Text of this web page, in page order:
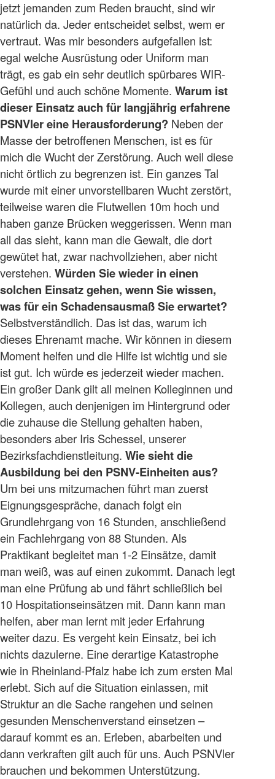
jetzt jemanden zum Reden braucht, sind wir
natürlich da. Jeder entscheidet selbst, wem er
vertraut. Was mir besonders aufgefallen ist:
egal welche Ausrüstung oder Uniform man
trägt, es gab ein sehr deutlich spürbares WIR-
Gefühl und auch schöne Momente. Warum ist
dieser Einsatz auch für langjährig erfahrene
PSNVler eine Herausforderung? Neben der
Masse der betroffenen Menschen, ist es für
mich die Wucht der Zerstörung. Auch weil diese
nicht örtlich zu begrenzen ist. Ein ganzes Tal
wurde mit einer unvorstellbaren Wucht zerstört,
teilweise waren die Flutwellen 10m hoch und
haben ganze Brücken weggerissen. Wenn man
all das sieht, kann man die Gewalt, die dort
gewütet hat, zwar nachvollziehen, aber nicht
verstehen. Würden Sie wieder in einen
solchen Einsatz gehen, wenn Sie wissen,
was für ein Schadensausmaß Sie erwartet?
Selbstverständlich. Das ist das, warum ich
dieses Ehrenamt mache. Wir können in diesem
Moment helfen und die Hilfe ist wichtig und sie
ist gut. Ich würde es jederzeit wieder machen.
Ein großer Dank gilt all meinen Kolleginnen und
Kollegen, auch denjenigen im Hintergrund oder
die zuhause die Stellung gehalten haben,
besonders aber Iris Schessel, unserer
Bezirksfachdienstleitung. Wie sieht die
Ausbildung bei den PSNV-Einheiten aus?
Um bei uns mitzumachen führt man zuerst
Eignungsgespräche, danach folgt ein
Grundlehrgang von 16 Stunden, anschließend
ein Fachlehrgang von 88 Stunden. Als
Praktikant begleitet man 1-2 Einsätze, damit
man weiß, was auf einen zukommt. Danach legt
man eine Prüfung ab und fährt schließlich bei
10 Hospitationseinsätzen mit. Dann kann man
helfen, aber man lernt mit jeder Erfahrung
weiter dazu. Es vergeht kein Einsatz, bei ich
nichts dazulerne. Eine derartige Katastrophe
wie in Rheinland-Pfalz habe ich zum ersten Mal
erlebt. Sich auf die Situation einlassen, mit
Struktur an die Sache rangehen und seinen
gesunden Menschenverstand einsetzen –
darauf kommt es an. Erleben, abarbeiten und
dann verkraften gilt auch für uns. Auch PSNVler
brauchen und bekommen Unterstützung.